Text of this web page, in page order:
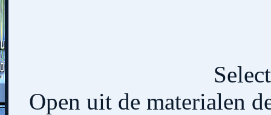
Open uit de materialen